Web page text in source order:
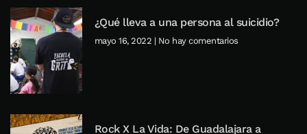
¿Qué lleva a una persona al suicidio?
mayo 16, 2022 No hay comentarios
Rock X La Vida: De Guadalajara a